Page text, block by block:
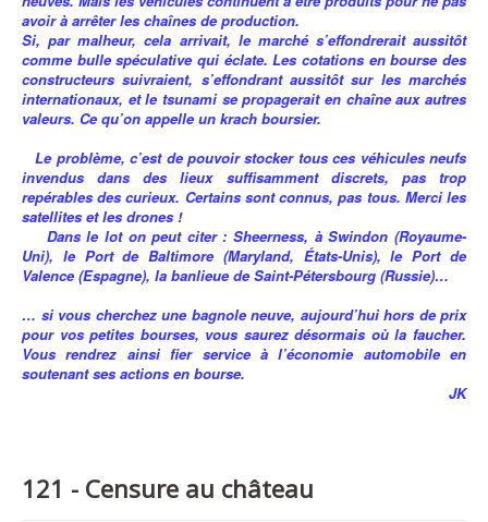
avoir à arrêter les chaînes de production.
Si, par malheur, cela arrivait, le marché s’effondrerait aussitôt
comme bulle spéculative qui éclate. Les cotations en bourse des
constructeurs suivraient, s’effondrant aussitôt sur les marchés
internationaux, et le tsunami se propagerait en chaîne aux autres
valeurs. Ce qu’on appelle un krach boursier.
Le problème, c’est de pouvoir stocker tous ces véhicules neufs
invendus dans des lieux suffisamment discrets, pas trop
repérables des curieux. Certains sont connus, pas tous. Merci les
satellites et les drones !
Dans le lot on peut citer : Sheerness, à Swindon (Royaume-
Uni), le Port de Baltimore (Maryland, États-Unis), le Port de
Valence (Espagne), la banlieue de Saint-Pétersbourg (Russie)…
… si vous cherchez une bagnole neuve, aujourd’hui hors de prix
pour vos petites bourses, vous saurez désormais où la faucher.
Vous rendrez ainsi fier service à l’économie automobile en
soutenant ses actions en bourse.
JK
121 - Censure au château